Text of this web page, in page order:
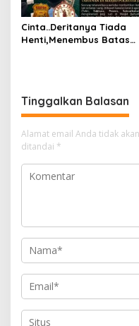
Cinta..Deritanya Tiada
Henti,Menembus Batas
Tinggalkan Balasan
Alamat email Anda tidak
ditandai *